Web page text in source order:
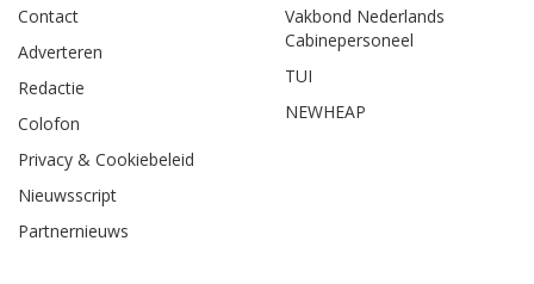
Contact
Adverteren
Redactie
Colofon
Privacy & Cookiebeleid
Nieuwsscript
Partnernieuws
Vakbond Nederlands
Cabinepersoneel
TUI
NEWHEAP